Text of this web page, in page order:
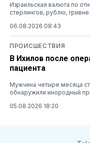
Израильская валюта по
стерлингов, рублю, гривне
06.08.2026 08:43
ПРОИСШЕСТВИЯ
В Ихилов после
пациента
Мужчина четыре месяца
обнаружили инородный
05.08.2026 18:20